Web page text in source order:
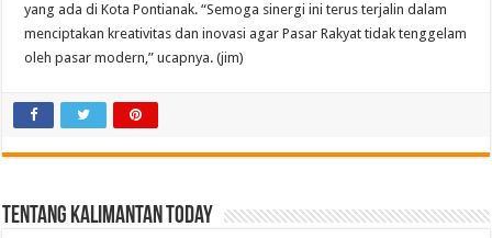
yang ada di Kota Pontianak. “Semoga sinergi ini terus terjalin dalam
menciptakan kreativitas dan inovasi agar Pasar Rakyat tidak tenggelam
oleh pasar modern,” ucapnya. (jim)
Tentang Kalimantan Today